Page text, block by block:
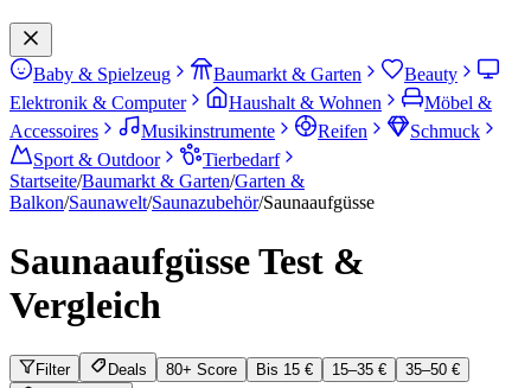
Baby & Spielzeug Baumarkt & Garten
Beauty
Elektronik & Computer
Haushalt & Wohnen
Möbel &
Accessoires
Musikinstrumente Reifen
Schmuck
Sport & Outdoor
Tierbedarf
Startseite/Baumarkt & Garten/Garten &
Balkon/Saunawelt/Saunazubehör/Saunaaufgüsse
SaunaaufgüsseTest &
Vergleich
Filter Deals 80+ Score Bis 15 € 15–35 €
35–50 €